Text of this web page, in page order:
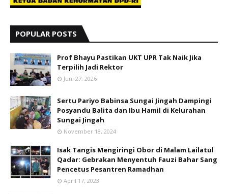
POPULAR POSTS
Prof Bhayu Pastikan UKT UPR Tak Naik Jika
Terpilih Jadi Rektor
Juni 27, 2026
Sertu Pariyo Babinsa Sungai Jingah Dampingi
Posyandu Balita dan Ibu Hamil di Kelurahan
Sungai Jingah
November 18, 2024
Isak Tangis Mengiringi Obor di Malam Lailatul
Qadar: Gebrakan Menyentuh Fauzi Bahar Sang
Pencetus Pesantren Ramadhan
April 17, 2023